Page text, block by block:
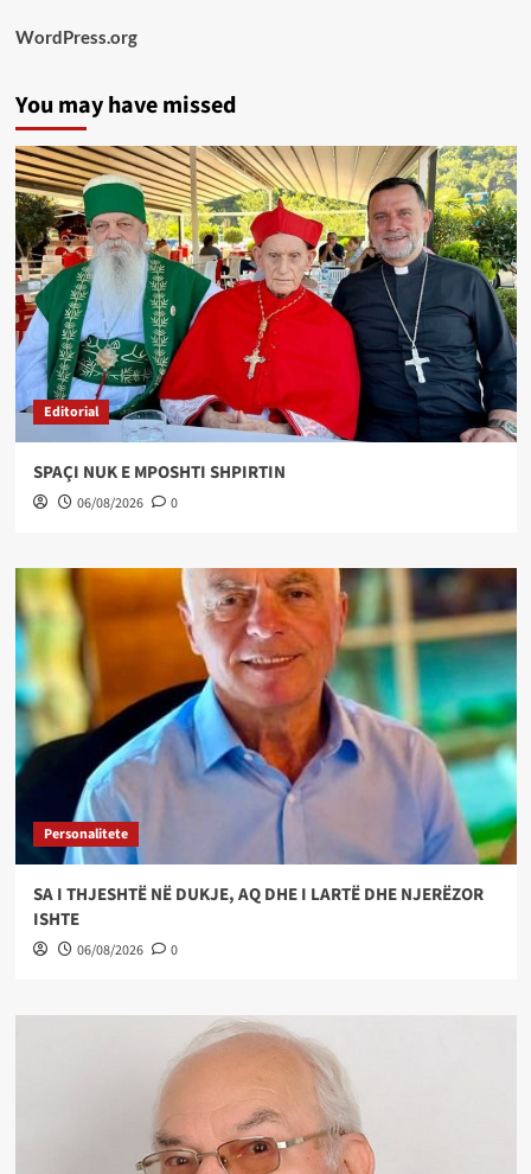
WordPress.org
You may have missed
Editorial
SPAÇI NUK E MPOSHTI SHPIRTIN
06/08/2026 0
Personalitete
SA I THJESHTË NË DUKJE, AQ DHE I LARTË DHE NJERËZOR
ISHTE
06/08/2026 0